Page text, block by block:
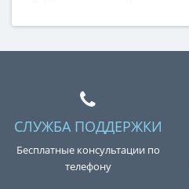
СЛУЖБА ПОДДЕРЖКИ
Бесплатные консультации по
телефону